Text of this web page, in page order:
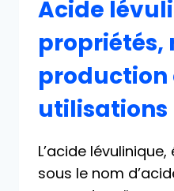
Acide
propriétés,
production
utilisations
L’acide
sous le nom